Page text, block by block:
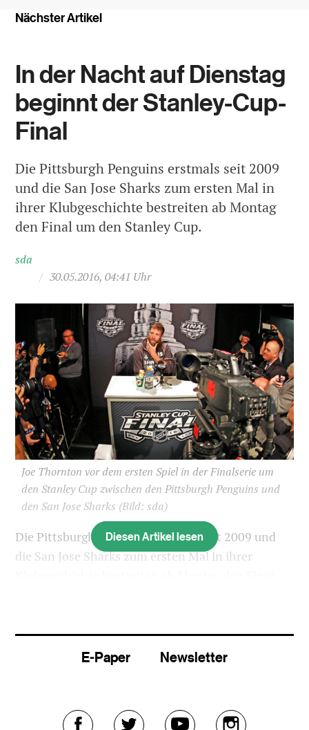
Nächster Artikel
In der Nacht auf Dienstag
beginnt der Stanley-Cup-
Final
Die Pittsburgh Penguins erstmals seit 2009
und die San Jose Sharks zum ersten Mal in
ihrer Klubgeschichte bestreiten ab Montag
den Final um den Stanley Cup.
sda
/ 30.05.2016, 04:41 Uhr
Joe Thornton vor dem ersten Spiel in der Finalserie um
den Stanley Cup zwischen den Pittsburgh Penguins und
den San Jose Sharks (Bild: sda)
Die Pittsburgh Penguins erstmals seit 2009 und
die San Jose Sharks zum ersten Mal in ihrer
und Joe Thornton, die zwei routiniertesten
worden ist. Er bestritt schon 1576 Partien für San
Diesen Artikel lesen
E-Paper Newsletter